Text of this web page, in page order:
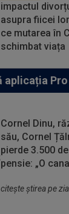
impactul
asupra fiicei
ce mutarea în
schimbat viața
aplicația Pro
Cornel Dinu,
său, Cornel
pierde 3.500
pensie: „O
citeşte ştirea pe